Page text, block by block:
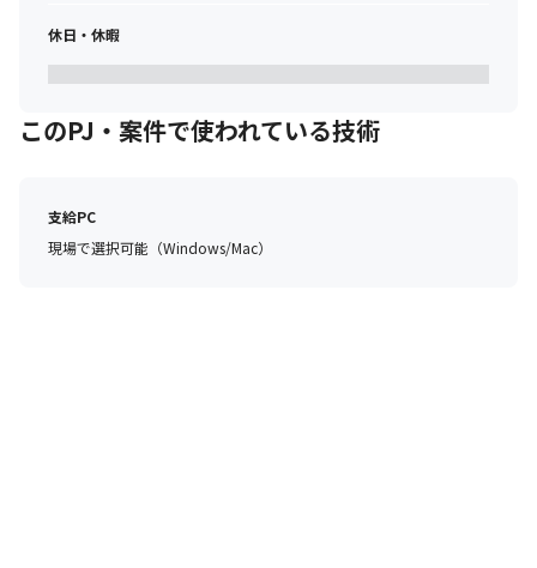
休日・休暇
このPJ・案件で使われている技術
支給PC
現場で選択可能（Windows/Mac）